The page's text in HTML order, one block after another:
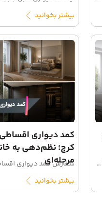
بیشتر بخوانید
سفارش کمد دیواری اقساطی در جهانشهر کرج با طراحی سفارشی، اجرای ریلی و لولایی، برآورد قیمت و شرایط پرداخت چکی و مرحله‌ای.
کمد دیواری
کرج؛ نظم‌دهی به
مرحله‌ای
بیشتر بخوانید